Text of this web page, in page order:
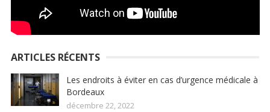
ARTICLES RÉCENTS
Les endroits à éviter en cas d’urgence médicale à
Bordeaux
décembre 22, 2022